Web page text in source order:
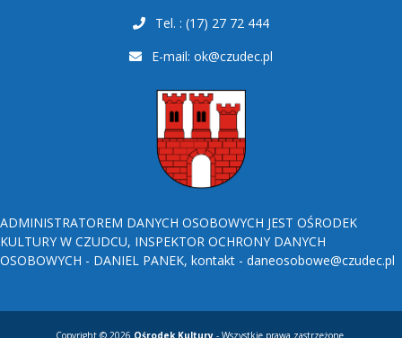
Tel. : (17) 27 72 444
E-mail: ok@czudec.pl
ADMINISTRATOREM DANYCH OSOBOWYCH JEST OŚRODEK
KULTURY W CZUDCU, INSPEKTOR OCHRONY DANYCH
OSOBOWYCH - DANIEL PANEK, kontakt - daneosobowe@czudec.pl
Copyright © 2026 Ośrodek Kultury - Wszystkie prawa zastrzeżone.